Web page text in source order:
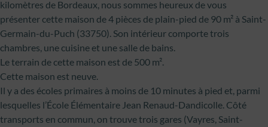
kilomètres de Bordeaux, nous sommes heureux de vous
présenter cette maison de 4 pièces de plain-pied de 90 m² à Saint-
Germain-du-Puch (33750). Son intérieur comporte trois
chambres, une cuisine et une salle de bains.
Le terrain de cette maison est de 500 m².
Cette maison est neuve.
Il y a des écoles primaires à moins de 10 minutes à pied et, parmi
lesquelles l’École Élémentaire Jean Renaud-Dandicolle. Côté
transports en commun, on trouve trois gares (Vayres, Saint-